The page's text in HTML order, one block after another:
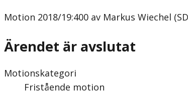
Motion 2018/19:400 av Markus Wiechel
Ärendet är avslutat
Motionskategori
Fristående motion